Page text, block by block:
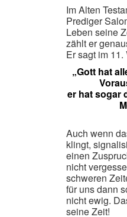
Im Alten
Prediger
Leben seine
zählt er
Er sagt im 11.
„Gott hat
er hat sogar
Auch wenn
klingt,
einen
nicht
schweren
für uns dann
nicht ewig.
seine Zeit!